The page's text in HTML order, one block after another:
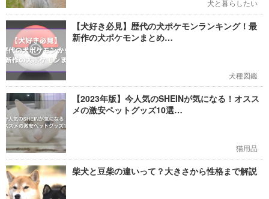
犬と暮らしたい
【犬好き必見】歴代の犬ポケモンランキング！最
新作の犬ポケモンまとめ…
犬種図鑑
【2023年版】今人気のSHEINが気になる！オスス
メの激安ペットグッズ10選…
猫用品
柴犬と豆柴の違いって？大きさから性格まで解説